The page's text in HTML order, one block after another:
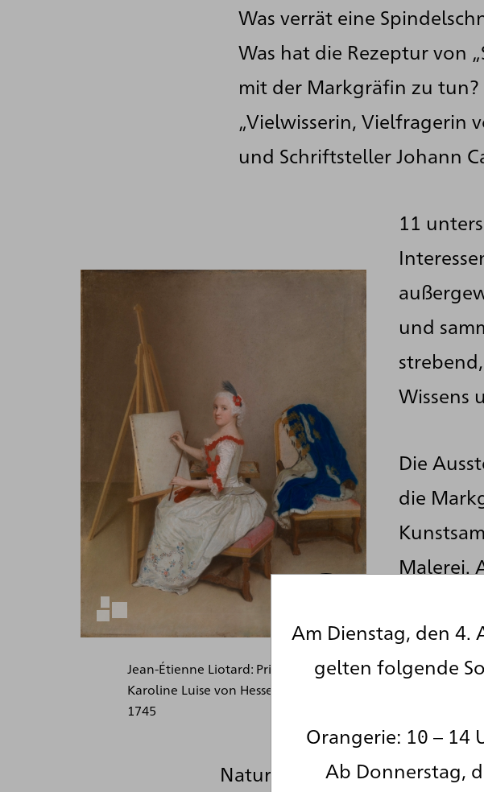
Was verrät eine
Was hat die Rezeptur von
mit der Markgräfin zu tun?
„Vielwisserin, Vielfragerin
und Schriftsteller Johann
Jean-Étienne Liotard: Prinzessin
Karoline Luise von Hessen-Darmstadt,
1745
11
und
Wissens
Die
die
Malerei.
Naturwissenschaften,
Am Dienstag, den 4.
gelten folgende
Orangerie: 10 – 14
Ab Donnerstag,